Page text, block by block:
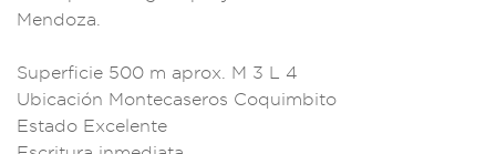
Mendoza
Superficie 500 m aprox. M 3 L 4
Ubicación Montecaseros Coquimbito
Estado Excelente